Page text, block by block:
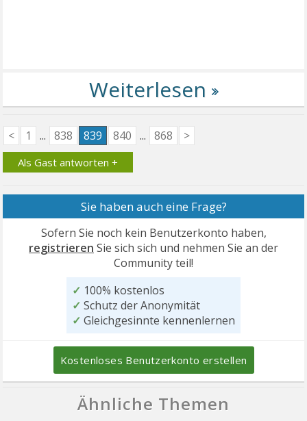
< 1 ... 838 839 840 ... 868 >
Als Gast antworten +
Sie haben auch eine Frage?
Sofern Sie noch kein Benutzerkonto haben,
registrieren Sie sich sich und nehmen Sie an der
Community teil!
✓ 100% kostenlos
✓ Schutz der Anonymität
✓ Gleichgesinnte kennenlernen
Kostenloses Benutzerkonto erstellen
Ähnliche Themen